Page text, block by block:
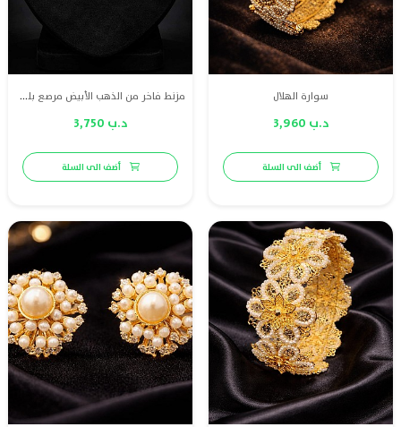
سوارة الهلال
د.ب 3,960
أضف الى السلة
مزنط فاخر من الذهب الأبيض مرصع بلؤلؤ طبيعي بحريني بتدرجات الأبيض إلى الكريمي، ومزين بألماس عالي الجودة ليمنحكِ لمسة من الأناقة والرقي.
د.ب 3,750
أضف الى السلة